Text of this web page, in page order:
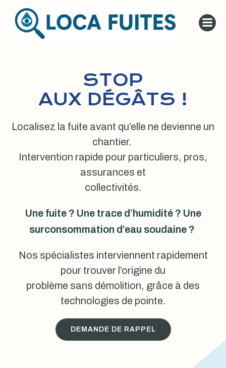
au
contenu
STOP
AUX DÉGÂTS !
Localisez la fuite avant qu’elle ne devienne un
chantier.
Intervention rapide pour particuliers, pros,
assurances et
collectivités.
Une fuite ? Une trace d’humidité ? Une
surconsommation d’eau soudaine ?
Nos spécialistes interviennent rapidement
pour trouver l’origine du
problème sans démolition, grâce à des
technologies de pointe.
DEMANDE DE RAPPEL